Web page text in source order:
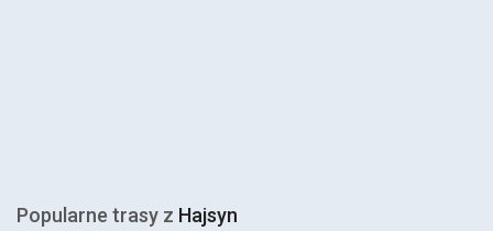
Popularne trasy z Hajsyn